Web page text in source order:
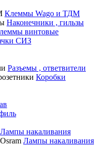
Клеммы Wago и ТДМ
Наконечники , гильзы
винтовые
СИЗ
Разъемы , ответвители
Коробки
Лампы накаливания
Лампы накаливания